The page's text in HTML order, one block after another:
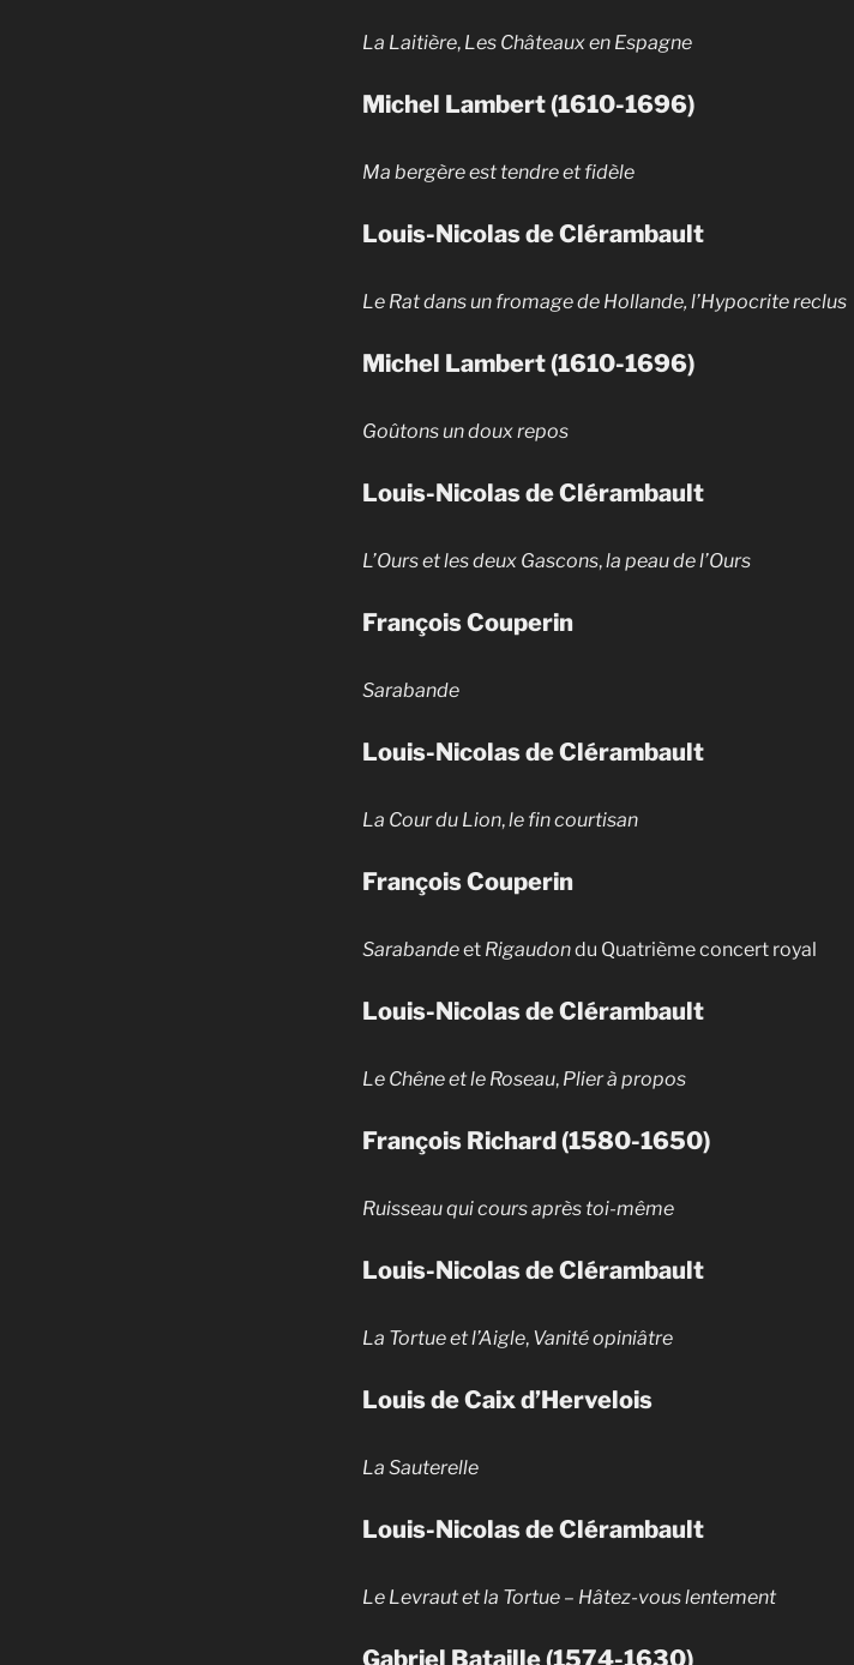
La Laitière, Les Châteaux en Espagne
Michel Lambert (1610-1696)
Ma bergère est tendre et fidèle
Louis-Nicolas de Clérambault
Le Rat dans un fromage de Hollande, l’Hypocrite reclus
Michel Lambert (1610-1696)
Goûtons un doux repos
Louis-Nicolas de Clérambault
L’Ours et les deux Gascons,la peau de l’Ours
François Couperin
Sarabande
Louis-Nicolas de Clérambault
La Cour du Lion,le fin courtisan
François Couperin
Sarabandeet Rigaudondu Quatrième concert royal
Louis-Nicolas de Clérambault
Le Chêne et le Roseau, Plier à propos
François Richard (1580-1650)
Ruisseau qui cours après toi-même
Louis-Nicolas de Clérambault
La Tortue et l’Aigle, Vanité opiniâtre
Louis de Caix d’Hervelois
La Sauterelle
Louis-Nicolas de Clérambault
Le Levraut et la Tortue – Hâtez-vous lentement
Gabriel Bataille (1574-1630)